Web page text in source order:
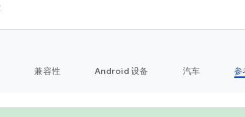
兼容性 Android 设备 汽车 参